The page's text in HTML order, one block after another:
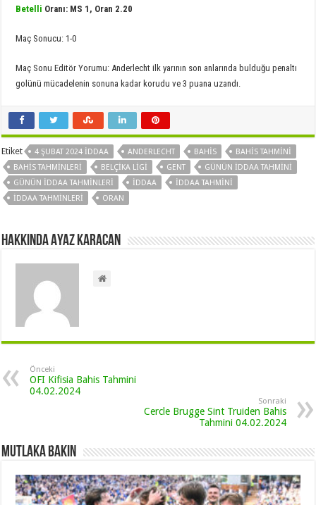
Betelli Oranı: MS 1, Oran 2.20
Maç Sonucu: 1-0
Maç Sonu Editör Yorumu: Anderlecht ilk yarının son anlarında bulduğu penaltı
golünü mücadelenin sonuna kadar korudu ve 3 puana uzandı.
Etiket 4 ŞUBAT 2024 İDDAA ANDERLECHT BAHIS
BAHIS TAHMINI
BAHIS TAHMINLERI
BELÇIKA LIGI GENT
GÜNÜN IDDAA TAHMINI
GÜNÜN IDDAA TAHMINLERI
IDDAA
IDDAA TAHMINI
IDDAA TAHMINLERI
ORAN
Hakkında Ayaz Karacan
Önceki
OFI Kifisia Bahis Tahmini
04.02.2024
Sonraki
Cercle Brugge Sint Truiden Bahis
Tahmini 04.02.2024
Mutlaka Bakın